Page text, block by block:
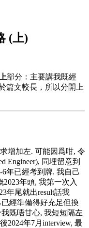
(上)
上部分：主要講我既經
篇文較長，所以分開上
增加左. 可能因爲咁, 令
Engineer), 同埋留意到
年已經考到牌. 我自己
年頭, 我第一次入
年尾就出result話我
經準備得好充足但換
既唔甘心, 我短短隔左
2024年7月interview, 最